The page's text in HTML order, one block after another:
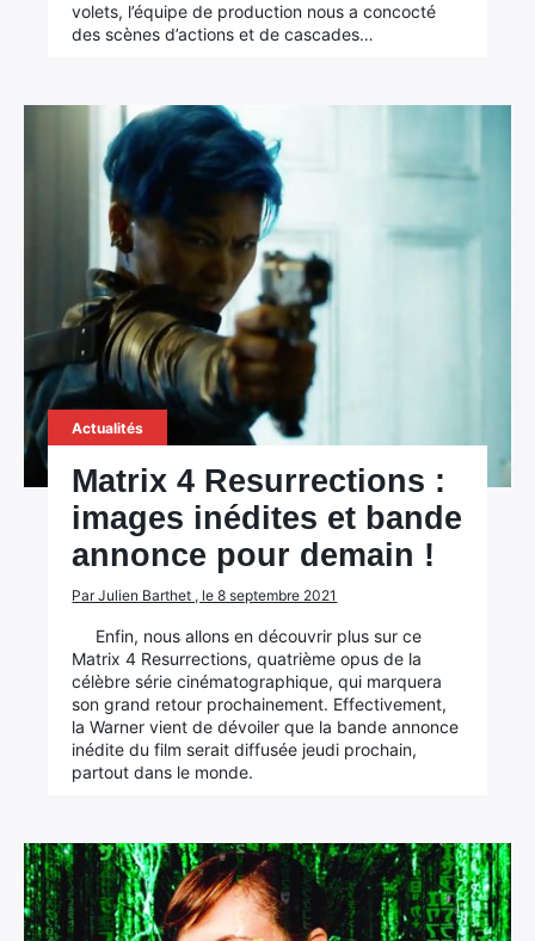
volets, l’équipe de production nous a concocté
des scènes d’actions et de cascades…
Actualités
Matrix 4 Resurrections :
images inédites et bande
annonce pour demain !
Par Julien Barthet , le 8 septembre 2021
Enfin, nous allons en découvrir plus sur ce
Matrix 4 Resurrections, quatrième opus de la
célèbre série cinématographique, qui marquera
son grand retour prochainement. Effectivement,
la Warner vient de dévoiler que la bande annonce
inédite du film serait diffusée jeudi prochain,
partout dans le monde.